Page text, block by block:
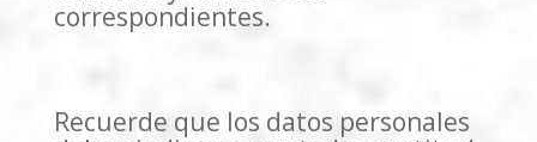
correspondientes.
Recuerde que los datos personales